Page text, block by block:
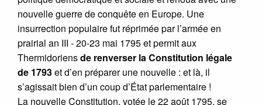
nouvelle guerre de conquête en Europe. Une
insurrection populaire fut réprimée par l’armée en
prairial an III - 20-23 mai 1795 et permit aux
Thermidoriensde renverser la Constitution légale
de 1793et d’en préparer une nouvelle : et là, il
s’agissait bien d’un coup d’État parlementaire !
La nouvelle Constitution, votée le 22 août 1795, se